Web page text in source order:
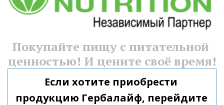
Покупайте пищу с питательной
ценностью! И цените своё время!
Если хотите приобрести
продукцию Гербалайф, перейдите